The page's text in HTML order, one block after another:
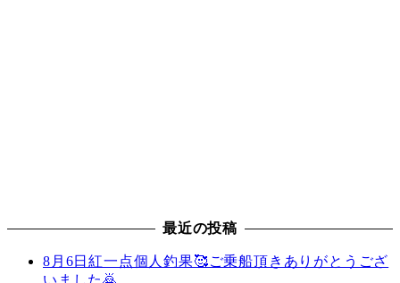
最近の投稿
8月6日紅一点個人釣果🥰ご乗船頂きありがとうござ